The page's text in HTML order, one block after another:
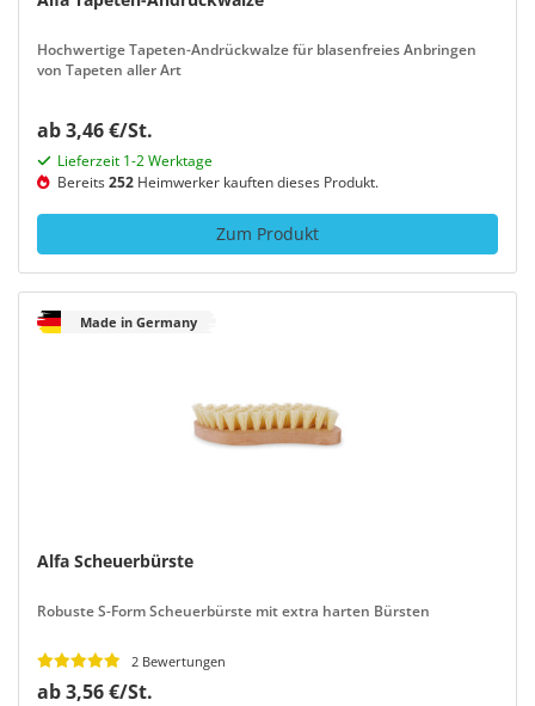
Hochwertige Tapeten-Andrückwalze für blasenfreies Anbringen
von Tapeten aller Art
ab 3,46 €/St.
Lieferzeit 1-2 Werktage
Bereits252 Heimwerker kauften dieses Produkt.
Zum Produkt
Made in Germany
Alfa Scheuerbürste
Robuste S-Form Scheuerbürste mit extra harten Bürsten
2 Bewertungen
ab 3,56 €/St.